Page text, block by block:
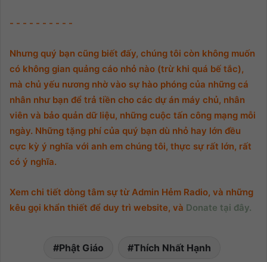
- - - - - - - - - -
Nhưng quý bạn cũng biết đấy, chúng tôi còn không muốn
có không gian quảng cáo nhỏ nào (trừ khi quá bế tắc),
mà chủ yếu nương nhờ vào sự hào phóng của những cá
nhân như bạn để trả tiền cho các dự án máy chủ, nhân
viên và bảo quản dữ liệu, những cuộc tấn công mạng mỗi
ngày. Những tặng phí của quý bạn dù nhỏ hay lớn đều
cực kỳ ý nghĩa với anh em chúng tôi, thực sự rất lớn, rất
có ý nghĩa.
Xem chi tiết dòng tâm sự từ Admin Hẻm Radio, và những
kêu gọi khẩn thiết để duy trì website, và Donate tại đây.
Phật Giáo Thích Nhất Hạnh